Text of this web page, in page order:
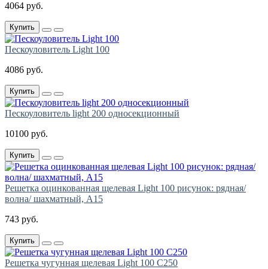
4064 руб.
Купить
Пескоуловитель Light 100
4086 руб.
Купить
Пескоуловитель light 200 односекционный
10100 руб.
Купить
Решетка оцинкованная щелевая Light 100 рисунок: рядная/
волна/ шахматный, A15
743 руб.
Купить
Решетка чугунная щелевая Light 100 C250